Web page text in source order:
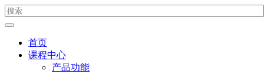
首页
课程中心
产品功能